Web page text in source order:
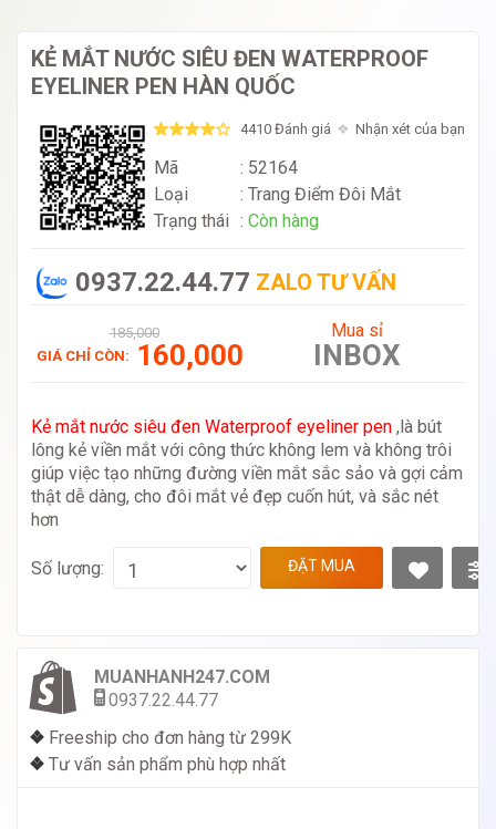
KẺ MẮT NƯỚC SIÊU ĐEN WATERPROOF
EYELINER PEN HÀN QUỐC
4410 Đánh giá Nhận xét của bạn
Mã
: 52164
Loại
: Trang Điểm Đôi Mắt
Trạng thái : Còn hàng
0937.22.44.77 ZALO TƯ VẤN
185,000
GIÁ CHỈ CÒN: 160,000
Mua sỉ
INBOX
Kẻ mắt nước siêu đen Waterproof eyeliner pen ,là bút
lông kẻ viền mắt với công thức không lem và không trôi
giúp việc tạo những đường viền mắt sắc sảo và gợi cảm
thật dễ dàng, cho đôi mắt vẻ đẹp cuốn hút, và sắc nét
hơn
Số lượng: ĐẶT MUA
MUANHANH247.COM
0937.22.44.77
❖ Freeship cho đơn hàng từ 299K
❖ Tư vấn sản phẩm phù hợp nhất